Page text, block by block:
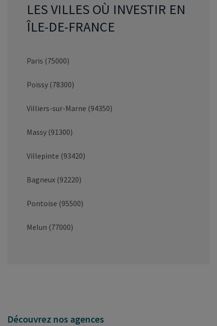
LES VILLES OÙ INVESTIR EN
ÎLE-DE-FRANCE
Paris (75000)
Poissy (78300)
Villiers-sur-Marne (94350)
Massy (91300)
Villepinte (93420)
Bagneux (92220)
Pontoise (95500)
Melun (77000)
Découvrez nos agences